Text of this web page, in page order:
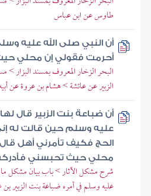
طاوس عن ابن عباس
أن النبي صلى الله عليه
أحرمت فقولي إن محلي
البحر الزخار المعروف بمسند البزار >
الزبير عن عائشة > هشام بن عروة عن
أن ضباعة بنت الزبير قال
عليه وسلم حين قالت له إني
الحج فكيف تأمرني أهل
محلي حيث تحبسني
شرح مشكل الآثار > باب بيان مشكل
عليه وسلم في أمره ضباعة بنت الزبير